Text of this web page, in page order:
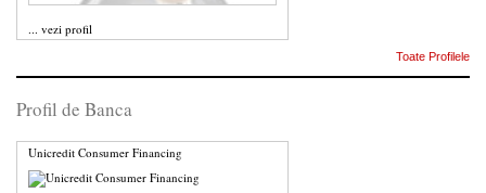
... vezi profil
Toate Profilele
Profil de Banca
Unicredit Consumer Financing